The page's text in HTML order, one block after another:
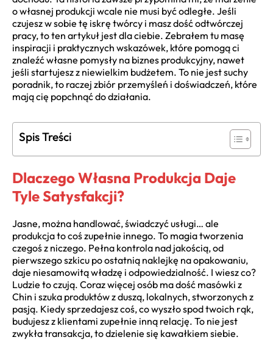
o własnej produkcji wcale nie musi być odległe. Jeśli
czujesz w sobie tę iskrę twórcy i masz dość odtwórczej
pracy, to ten artykuł jest dla ciebie. Zebrałem tu masę
inspiracji i praktycznych wskazówek, które pomogą ci
znaleźć własne pomysły na biznes produkcyjny, nawet
jeśli startujesz z niewielkim budżetem. To nie jest suchy
poradnik, to raczej zbiór przemyśleń i doświadczeń, które
mają cię popchnąć do działania.
Spis Treści
Dlaczego Własna Produkcja Daje
Tyle Satysfakcji?
Jasne, można handlować, świadczyć usługi… ale
produkcja to coś zupełnie innego. To magia tworzenia
czegoś z niczego. Pełna kontrola nad jakością, od
pierwszego szkicu po ostatnią naklejkę na opakowaniu,
daje niesamowitą władzę i odpowiedzialność. I wiesz co?
Ludzie to czują. Coraz więcej osób ma dość masówki z
Chin i szuka produktów z duszą, lokalnych, stworzonych z
pasją. Kiedy sprzedajesz coś, co wyszło spod twoich rąk,
budujesz z klientami zupełnie inną relację. To nie jest
zwykła transakcja, to dzielenie się kawałkiem siebie.